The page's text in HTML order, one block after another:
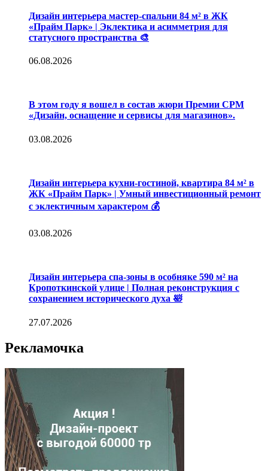
Дизайн интерьера мастер-спальни 84 м² в ЖК
«Прайм Парк» | Эклектика и асимметрия для
статусного пространства 🎨
06.08.2026
В этом году я вошел в состав жюри Премии CPM
«Дизайн, оснащение и сервисы для магазинов».
03.08.2026
Дизайн интерьера кухни-гостиной, квартира 84 м² в
ЖК «Прайм Парк» | Умный инвестиционный ремонт
с эклектичным характером 💰
03.08.2026
Дизайн интерьера спа-зоны в особняке 590 м² на
Кропоткинской улице | Полная реконструкция с
сохранением исторического духа 🛀
27.07.2026
Рекламочка